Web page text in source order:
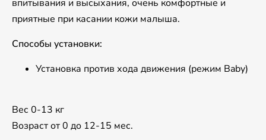
впитывания и высыхания, очень комфортные и
приятные при касании кожи малыша.
Способы установки:
Установка против хода движения (режим Baby)
Вес 0-13 кг
Возраст от 0 до 12-15 мес.